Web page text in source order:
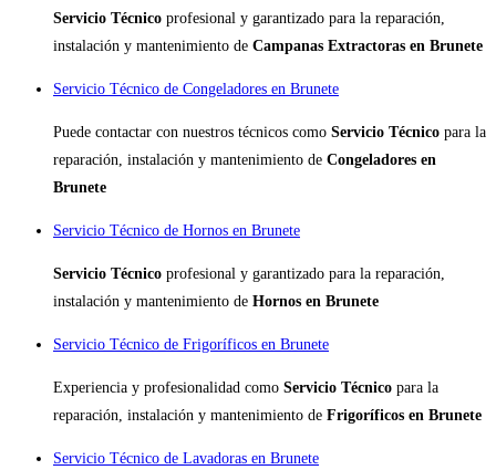
Servicio Técnico profesional y garantizado para la reparación,
instalación y mantenimiento de Campanas Extractoras en Brunete
Servicio Técnico de Congeladores en Brunete
Puede contactar con nuestros técnicos como Servicio Técnico para la
reparación, instalación y mantenimiento de Congeladores en
Brunete
Servicio Técnico de Hornos en Brunete
Servicio Técnico profesional y garantizado para la reparación,
instalación y mantenimiento de Hornos en Brunete
Servicio Técnico de Frigoríficos en Brunete
Experiencia y profesionalidad como Servicio Técnico para la
reparación, instalación y mantenimiento de Frigoríficos en Brunete
Servicio Técnico de Lavadoras en Brunete